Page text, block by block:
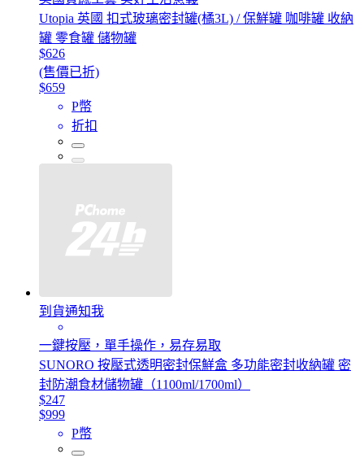
Utopia 英國 扣式玻璃密封罐(橘3L) / 保鮮罐 咖啡罐 收納
罐 零食罐 儲物罐
$626
(售價已折)
$659
P幣
折扣
到貨通知我
一鍵按壓，單手操作，易存易取
SUNORO 按壓式透明密封保鮮盒 多功能密封收納罐 密
封防潮食材儲物罐（1100ml/1700ml）
$247
$999
P幣